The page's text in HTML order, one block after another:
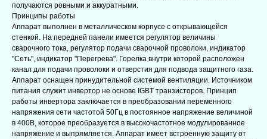
получаются ровными и аккуратными.
Принципы работы
Аппарат выполнен в металлическом корпусе с открывающейся
стенкой. На передней панели имеется регулятор величины
сварочного тока, регулятор подачи сварочной проволоки, индикатор
"Сеть", индикатор "Перегрева". Горелка внутри которой расположен
канал для подачи проволоки и отверстия для подвода защитного газа.
Аппарат оснащен принудительной системой вентиляции. Источником
питания служит инвертор не основе IGBT транзисторов. Принцип
работы инвертора заключается в преобразовании переменного
напряжения сети частотой 50Гц в постоянное напряжение величиной
в 400В, которое преобразуется в высокочастотное модулированное
напряжение и выпрямляется. Аппарат имеет встроенную защиту от